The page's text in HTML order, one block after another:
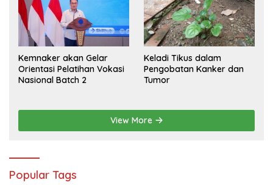
Kemnaker akan Gelar
Orientasi Pelatihan Vokasi
Nasional Batch 2
Keladi Tikus dalam
Pengobatan Kanker dan
Tumor
View More
Popular Tags